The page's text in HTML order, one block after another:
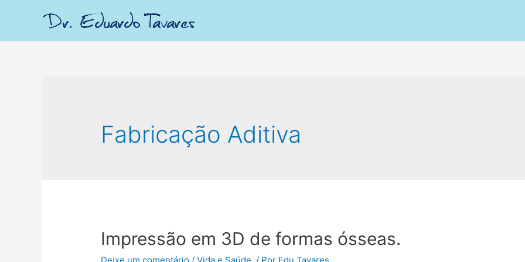
Fabricação Aditiva
Impressão em 3D de formas ósseas.